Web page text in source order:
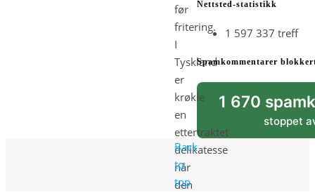
før
fritering.
I
Tyskland
er
krøkle
en
ettertraktet
delikatesse
når
den
Nettsted-statistikk
1 597 337 treff
Spamkommentarer
1 670
stoppet
Back
to
top